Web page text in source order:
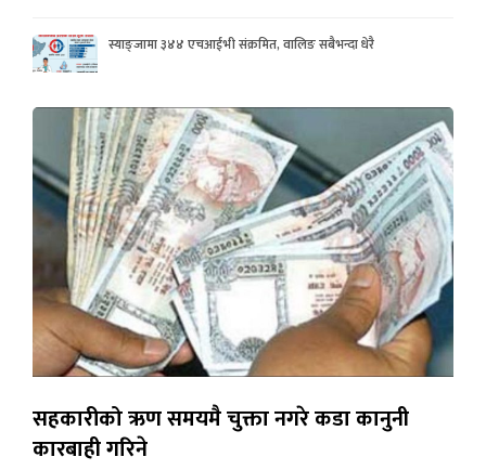
स्याङ्जामा ३४४ एचआईभी संक्रमित, वालिङ सबैभन्दा धेरै
सहकारीको ऋण समयमै चुक्ता नगरे कडा कानुनी
कारबाही गरिने